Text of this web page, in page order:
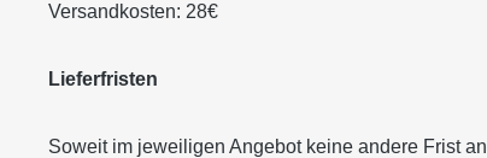
Versandkosten: 28€
Lieferfristen
Soweit im jeweiligen Angebot keine andere Frist